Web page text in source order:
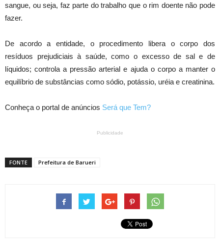
sangue, ou seja, faz parte do trabalho que o rim doente não pode
fazer.
De acordo a entidade, o procedimento libera o corpo dos
resíduos prejudiciais à saúde, como o excesso de sal e de
líquidos; controla a pressão arterial e ajuda o corpo a manter o
equilíbrio de substâncias como sódio, potássio, uréia e creatinina.
Conheça o portal de anúncios Será que Tem?
Publicidade
FONTE Prefeitura de Barueri